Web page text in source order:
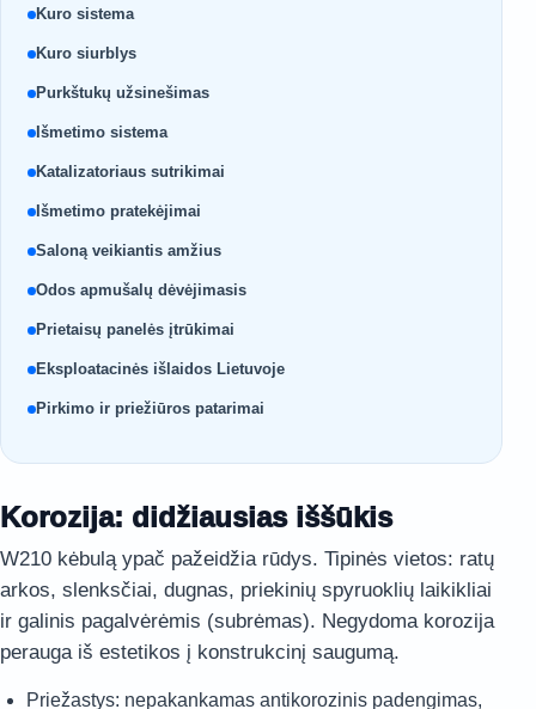
Kuro sistema
Kuro siurblys
Purkštukų užsinešimas
Išmetimo sistema
Katalizatoriaus sutrikimai
Išmetimo pratekėjimai
Saloną veikiantis amžius
Odos apmušalų dėvėjimasis
Prietaisų panelės įtrūkimai
Eksploatacinės išlaidos Lietuvoje
Pirkimo ir priežiūros patarimai
Korozija: didžiausias iššūkis
W210 kėbulą ypač pažeidžia rūdys. Tipinės vietos: ratų
arkos, slenksčiai, dugnas, priekinių spyruoklių laikikliai
ir galinis pagalvėrėmis (subrėmas). Negydoma korozija
perauga iš estetikos į konstrukcinį saugumą.
Priežastys: nepakankamas antikorozinis padengimas,